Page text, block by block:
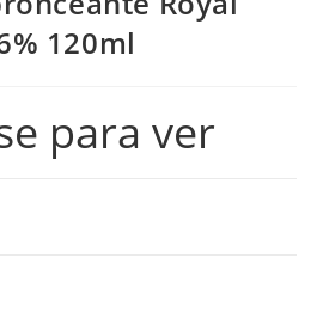
120ml
para ver